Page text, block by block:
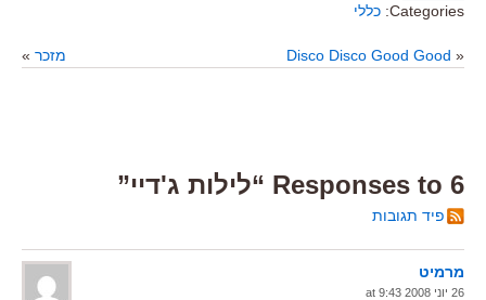
Categories: כללי
«
Disco Disco Good Good מזכר »
6 Responses to “לילות ג'דיי”
פיד תגובות
מרמיט
26 יוני 2008 at 9:43